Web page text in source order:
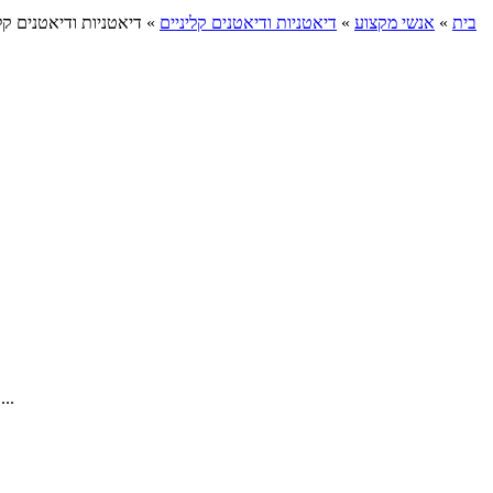
בית » אנשי מקצוע » דיאטניות ודיאטנים קליניים » דיאטניות ודיאטנים
דיאטנית קלינית עם ותק וניסיון של יותר מ- 25 שנים. התמחות בילדים, הפרעות אכילה בגיל הרך, בררנות אכילה והשמנה. ייעוץ דרך הסקייפ ללא...